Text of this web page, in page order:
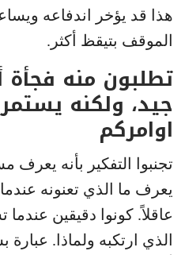
هذا قد يؤخر اندفاعه
الموقف بتيقظ أكثر.
تطلبون منه
جيد، ولكنه
اوامركم
تجنبوا التفكير بأنه يعرف
يعرف ما الذي تعنونه
عاقلاً. كونوا دقيقين
الذي ارتكبه ولماذا.